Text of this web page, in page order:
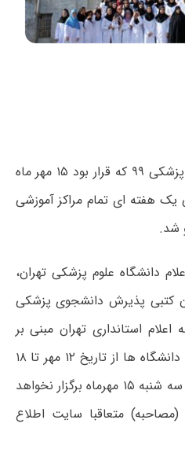
مرحله دوم آزمون لیسانس به پزشکی ۹۹ که قرار بود ۱۵ مهر ماه
یک هفته ای تمام مراکز آموزشی
شد.
دانشگاه علوم پزشکی تهران،
کتبی پذیرش دانشجوی پزشکی
استانداری تهران مبنی بر
تعطیلی برخی از مراکز از جمله دانشگاه ها از تاریخ ۱۲ مهر تا ۱۸
مهر ۹۹ در استان تهران، در روز سه شنبه ۱۵ مهرماه برگزار نخواهد
متعاقبا سایت اطلاع